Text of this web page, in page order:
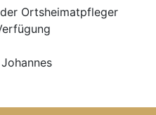
der Ortsheimatpfleger